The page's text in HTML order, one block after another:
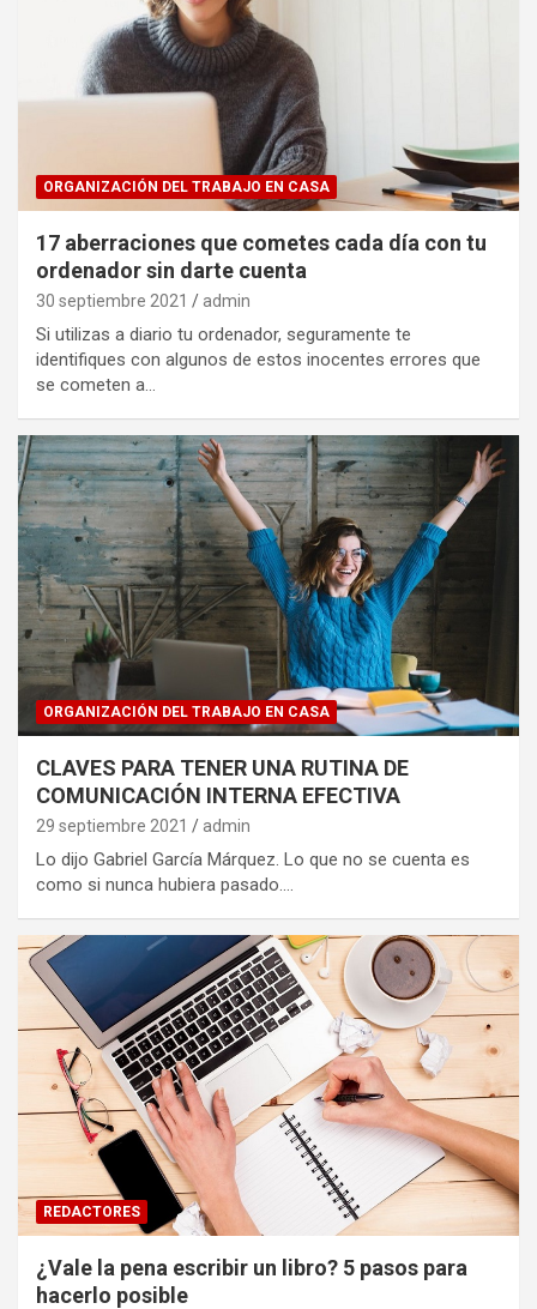
ORGANIZACIÓN DEL TRABAJO EN CASA
17 aberraciones que cometes cada día con tu
ordenador sin darte cuenta
30 septiembre 2021 admin
Si utilizas a diario tu ordenador, seguramente te
identifiques con algunos de estos inocentes errores que
se cometen a…
ORGANIZACIÓN DEL TRABAJO EN CASA
CLAVES PARA TENER UNA RUTINA DE
COMUNICACIÓN INTERNA EFECTIVA
29 septiembre 2021 admin
Lo dijo Gabriel García Márquez. Lo que no se cuenta es
como si nunca hubiera pasado.…
REDACTORES
¿Vale la pena escribir un libro? 5 pasos para
hacerlo posible